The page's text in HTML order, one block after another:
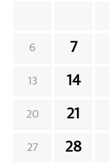
6 7
13 14
20 21
27 28